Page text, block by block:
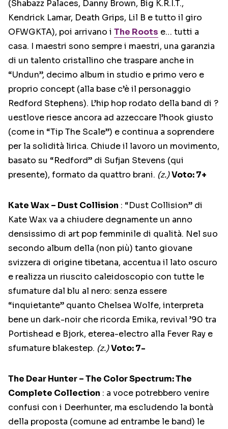
(Shabazz Palaces, Danny Brown, Big K.R.I.T.,
Kendrick Lamar, Death Grips, Lil B e tutto il giro
OFWGKTA), poi arrivano i The Roots e… tutti a
casa. I maestri sono sempre i maestri, una garanzia
di un talento cristallino che traspare anche in
“Undun”, decimo album in studio e primo vero e
proprio concept (alla base c’è il personaggio
Redford Stephens). L’hip hop rodato della band di ?
uestlove riesce ancora ad azzeccare l’hook giusto
(come in “Tip The Scale”) e continua a soprendere
per la solidità lirica. Chiude il lavoro un movimento,
basato su “Redford” di Sufjan Stevens (qui
presente), formato da quattro brani. (z.)Voto: 7+
Kate Wax – Dust Collision : “Dust Collision” di
Kate Wax va a chiudere degnamente un anno
densissimo di art pop femminile di qualità. Nel suo
secondo album della (non più) tanto giovane
svizzera di origine tibetana, accentua il lato oscuro
e realizza un riuscito caleidoscopio con tutte le
sfumature dal blu al nero: senza essere
“inquietante” quanto Chelsea Wolfe, interpreta
bene un dark-noir che ricorda Emika, revival ’90 tra
Portishead e Bjork, eterea-electro alla Fever Ray e
sfumature blakestep. (z.)Voto: 7-
The Dear Hunter – The Color Spectrum: The
Complete Collection : a voce potrebbero venire
confusi con i Deerhunter, ma escludendo la bontà
della proposta (comune ad entrambe le band) le